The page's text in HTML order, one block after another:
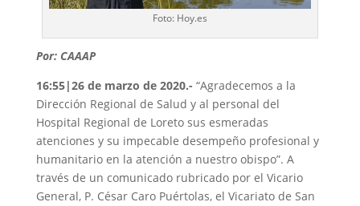
Foto: Hoy.es
Por: CAAAP
16:55|26 de marzo de 2020.- “Agradecemos a la
Dirección Regional de Salud y al personal del
Hospital Regional de Loreto sus esmeradas
atenciones y su impecable desempeño profesional y
humanitario en la atención a nuestro obispo”. A
través de un comunicado rubricado por el Vicario
General, P. César Caro Puértolas, el Vicariato de San